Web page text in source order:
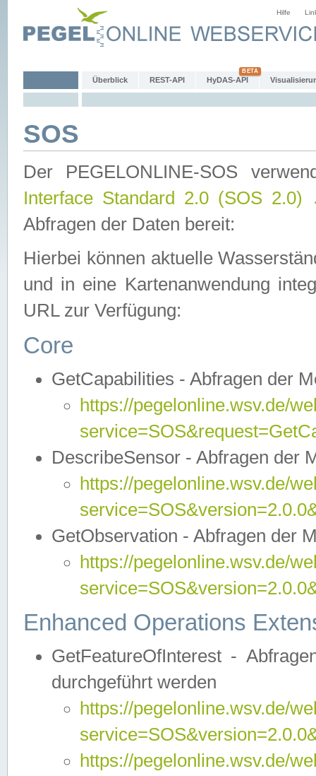
Hilfe
Überblick REST-API HyDAS-API
SOS
Der PEGELONLINE-SOS
Interface Standard 2.0 (SOS 2.0)
Abfragen der Daten bereit:
Hierbei können aktuelle
und in eine Kartenanwendung
URL zur Verfügung:
Core
GetCapabilities - Abfragen der
https://pegelonline.wsv.de/
DescribeSensor - Abfragen der
https://pegelonline.wsv.de/
GetObservation - Abfragen der
https://pegelonline.wsv.de/
Enhanced Operations
GetFeatureOfInterest -
durchgeführt werden
https://pegelonline.wsv.de/
https://pegelonline.wsv.de/